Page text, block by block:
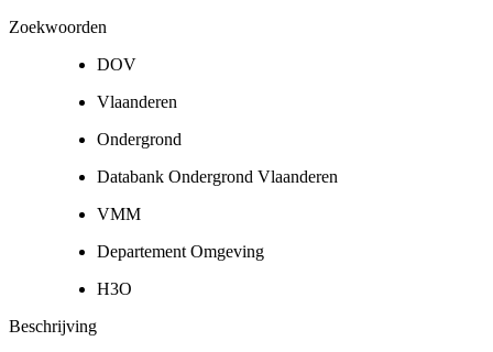
Zoekwoorden
DOV
Vlaanderen
Ondergrond
Databank Ondergrond Vlaanderen
VMM
Departement Omgeving
H3O
Beschrijving